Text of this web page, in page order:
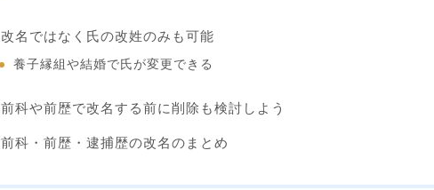
改名ではなく氏の改姓のみも可能
養子縁組や結婚で氏が変更できる
前科や前歴で改名する前に削除も検討しよう
前科・前歴・逮捕歴の改名のまとめ